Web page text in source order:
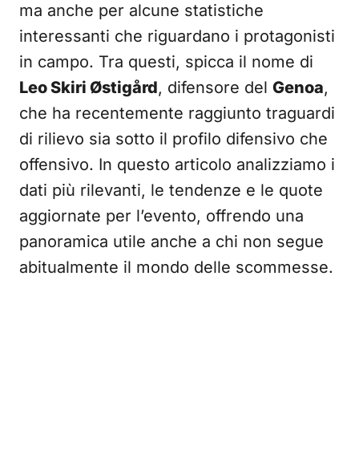
ma anche per alcune statistiche
interessanti che riguardano i protagonisti
in campo. Tra questi, spicca il nome di
Leo Skiri Østigård, difensore del Genoa,
che ha recentemente raggiunto traguardi
di rilievo sia sotto il profilo difensivo che
offensivo. In questo articolo analizziamo i
dati più rilevanti, le tendenze e le quote
aggiornate per l’evento, offrendo una
panoramica utile anche a chi non segue
abitualmente il mondo delle scommesse.